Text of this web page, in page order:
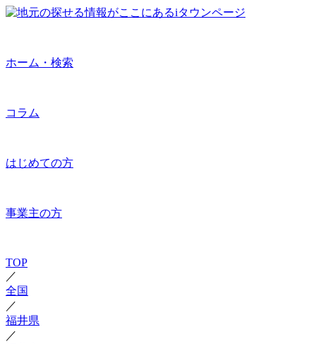
ホーム・検索
コラム
はじめての方
事業主の方
TOP
／
全国
／
福井県
／